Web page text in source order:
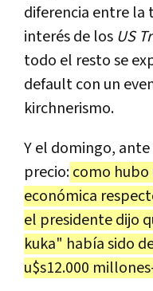
diferencia entre la
interés de los US
todo el resto se
default con un
kirchnerismo.
Y el domingo,
precio:como
económica
el presidente dijo
kuka" había sido
u$s12.000